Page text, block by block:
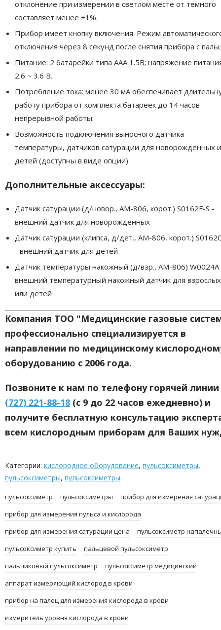
отклонение при измерении в светлом месте от темного
составляет менее ±1%.
Прибор имеет кнопку включения. Режим
отключения через 8 секунд после снятия прибора с
Питание: 2 батарейки типа AAA 1.5В; напряжение
2.6 ~ 3.6 В.
Потребление тока: менее 30 мА обеспечивает
работу прибора от комплекта батареек до 14 часов
непрерывной работы.
Возможность подключения выносного датчика
температуры, датчиков сатурации для новорожденных
детей (доступны в виде опции).
Дополнительные аксессуары:
Датчик сатурации (д/новор., AM-806, корот.) S0162F-S -
внешний датчик для новорожденных
Датчик сатурации (клипса, д/дет., AM-806, корот.)
- внешний датчик для детей
Датчик температуры накожный (д/взр., AM-806) W0024A
внешний температурный накожный датчик для взрослых
или детей
Компания ТОО "Медицинские газовые
профессионально специализируется в
направлении по медицинскому
оборудованию с 2006 года.
Позвоните к нам по телефону горячей линии
(727) 221-88-18 (с 9 до 22 часов ежедневно) и
получите бесплатную консультацию
всем кислородным приборам для Ваших
Категории: кислородное оборудование, пульсоксиметры,
пульсоксиметры, пульсоксиметры
пульсоксиметр пульсоксиметры
прибор для измерения
прибор для измерения пульса и кислорода
прибор для измерения сатурации цена
пульсоксиметр
пульсоксиметр купить
пальцевой пульсоксиметр
пальчиковый пульсоксиметр
пульсоксиметр медицинский
аппарат измеряющий кислород в крови
прибор на палец для измерения кислорода в крови
измеритель уровня кислорода в крови